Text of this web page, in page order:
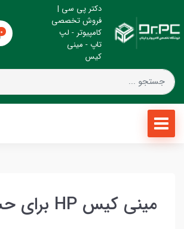
دکتر پی سی |
فروش تخصصی
کامپیوتر - لپ
تاپ - مینی
کیس
0
مینی کیس HP برای حسابداری